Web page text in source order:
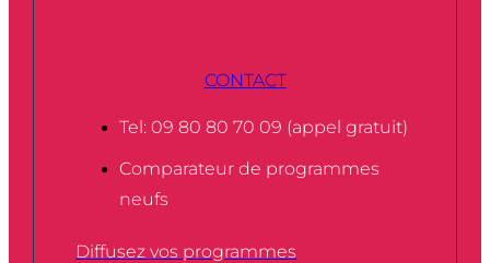
CONTACT
Tel: 09 80 80 70 09 (appel gratuit)
Comparateur de programmes
neufs
Diffusez vos programmes